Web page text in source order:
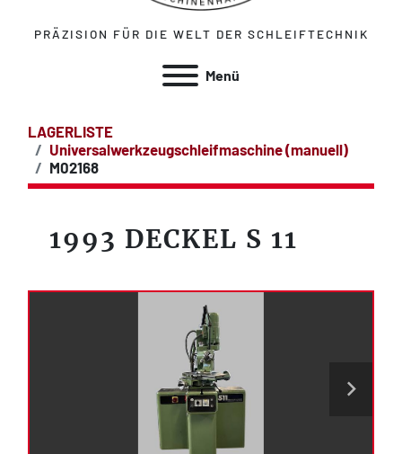
PRÄZISION FÜR DIE WELT DER SCHLEIFTECHNIK
Menü
LAGERLISTE
Universalwerkzeugschleifmaschine (manuell)
M02168
1993 DECKEL S 11